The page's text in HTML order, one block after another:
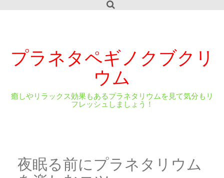
プラネタペギノクブクリ
ウム
癒しやリラックス効果もあるプラネタリウムを見て気分もリ
フレッシュしましょう！
夜眠る前にプラネタリウム